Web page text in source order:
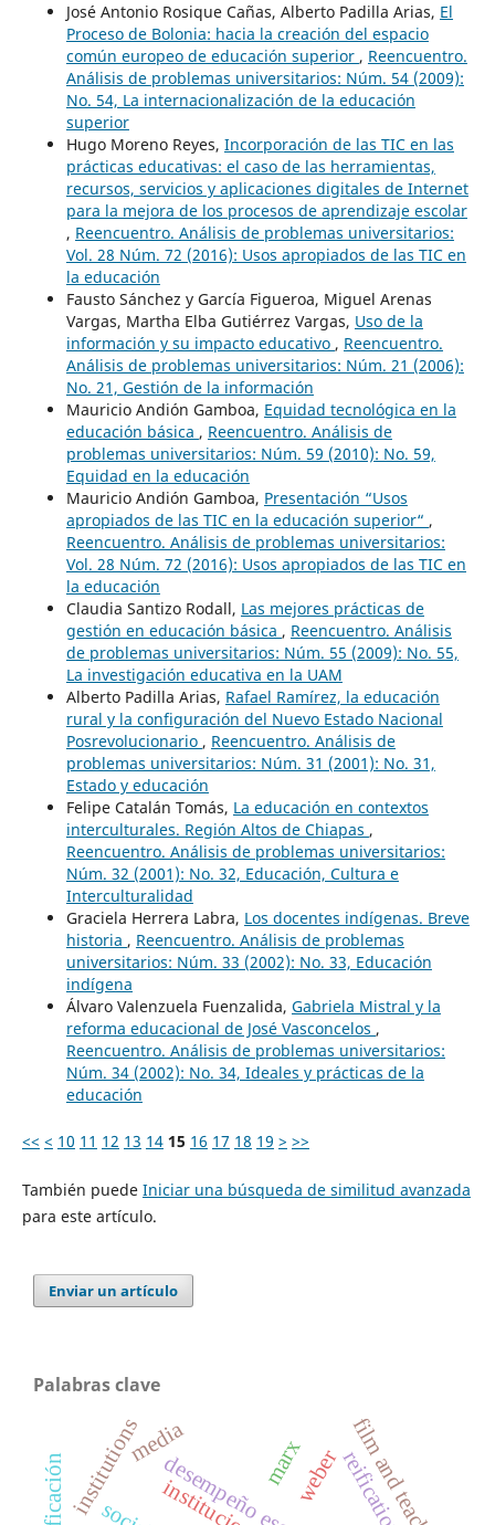
José Antonio Rosique Cañas, Alberto Padilla Arias, El
Proceso de Bolonia: hacia la creación del espacio
común europeo de educación superior , Reencuentro.
Análisis de problemas universitarios: Núm. 54 (2009):
No. 54, La internacionalización de la educación
superior
Hugo Moreno Reyes, Incorporación de las TIC en las
prácticas educativas: el caso de las herramientas,
recursos, servicios y aplicaciones digitales de Internet
para la mejora de los procesos de aprendizaje escolar
, Reencuentro. Análisis de problemas universitarios:
Vol. 28 Núm. 72 (2016): Usos apropiados de las TIC en
la educación
Fausto Sánchez y García Figueroa, Miguel Arenas
Vargas, Martha Elba Gutiérrez Vargas, Uso de la
información y su impacto educativo , Reencuentro.
Análisis de problemas universitarios: Núm. 21 (2006):
No. 21, Gestión de la información
Mauricio Andión Gamboa, Equidad tecnológica en la
educación básica , Reencuentro. Análisis de
problemas universitarios: Núm. 59 (2010): No. 59,
Equidad en la educación
Mauricio Andión Gamboa, Presentación “Usos
apropiados de las TIC en la educación superior“ ,
Reencuentro. Análisis de problemas universitarios:
Vol. 28 Núm. 72 (2016): Usos apropiados de las TIC en
la educación
Claudia Santizo Rodall, Las mejores prácticas de
gestión en educación básica , Reencuentro. Análisis
de problemas universitarios: Núm. 55 (2009): No. 55,
La investigación educativa en la UAM
Alberto Padilla Arias, Rafael Ramírez, la educación
rural y la configuración del Nuevo Estado Nacional
Posrevolucionario , Reencuentro. Análisis de
problemas universitarios: Núm. 31 (2001): No. 31,
Estado y educación
Felipe Catalán Tomás, La educación en contextos
interculturales. Región Altos de Chiapas ,
Reencuentro. Análisis de problemas universitarios:
Núm. 32 (2001): No. 32, Educación, Cultura e
Interculturalidad
Graciela Herrera Labra, Los docentes indígenas. Breve
historia , Reencuentro. Análisis de problemas
universitarios: Núm. 33 (2002): No. 33, Educación
indígena
Álvaro Valenzuela Fuenzalida, Gabriela Mistral y la
reforma educacional de José Vasconcelos ,
Reencuentro. Análisis de problemas universitarios:
Núm. 34 (2002): No. 34, Ideales y prácticas de la
educación
<< < 10 11 12 13 14 15 16 17 18 19 > >>
También puede Iniciar una búsqueda de similitud avanzada
para este artículo.
Enviar un artículo
Palabras clave
weber
institutions reification
marx
media film and teaching